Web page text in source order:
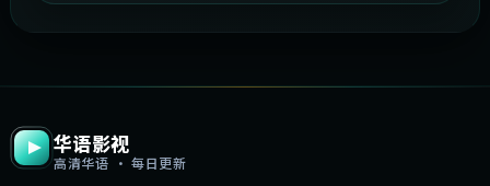
华语影视
高清华语 · 每日更新